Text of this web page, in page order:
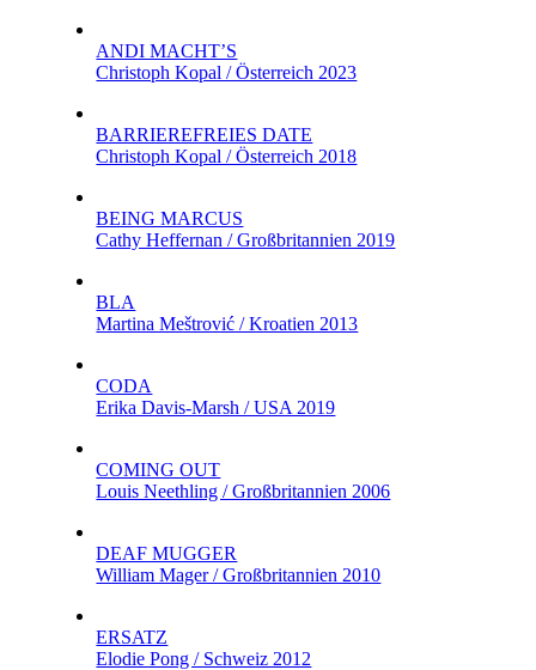
ANDI MACHT’S
Christoph Kopal / Österreich 2023
BARRIEREFREIES DATE
Christoph Kopal / Österreich 2018
BEING MARCUS
Cathy Heffernan / Großbritannien 2019
BLA
Martina Meštrović / Kroatien 2013
CODA
Erika Davis-Marsh / USA 2019
COMING OUT
Louis Neethling / Großbritannien 2006
DEAF MUGGER
William Mager / Großbritannien 2010
ERSATZ
Elodie Pong / Schweiz 2012